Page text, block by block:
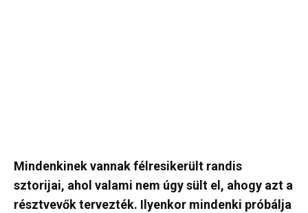
Mindenkinek vannak félresikerült randis
sztorijai, ahol valami nem úgy sült el, ahogy azt a
résztvevők tervezték. Ilyenkor mindenki próbálja